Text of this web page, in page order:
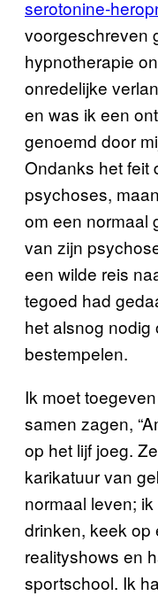
serotonine-
voorgeschreven
hypnotherapie
onredelijke
en was ik een
genoemd door
Ondanks het feit
psychoses,
om een normaal
van zijn
een wilde reis
tegoed had
het alsnog nodig
bestempelen.
Ik moet
samen zagen,
op het lijf joeg.
karikatuur van
normaal leven;
drinken, keek op
realityshows en
sportschool. Ik